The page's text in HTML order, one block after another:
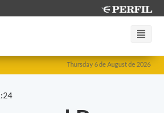
Thursday 6 de August de 2026